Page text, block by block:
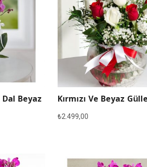
Beyaz
Kırmızı Ve Beyaz
₺2.499,00